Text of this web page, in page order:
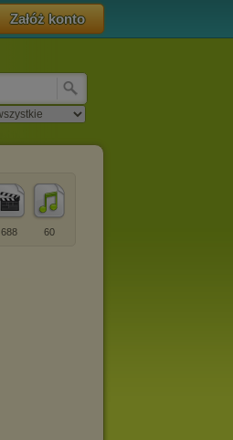
Załóż konto
60
688